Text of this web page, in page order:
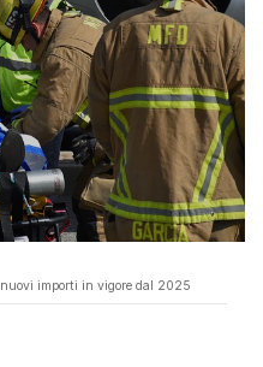
nuovi importi in vigore dal 2025